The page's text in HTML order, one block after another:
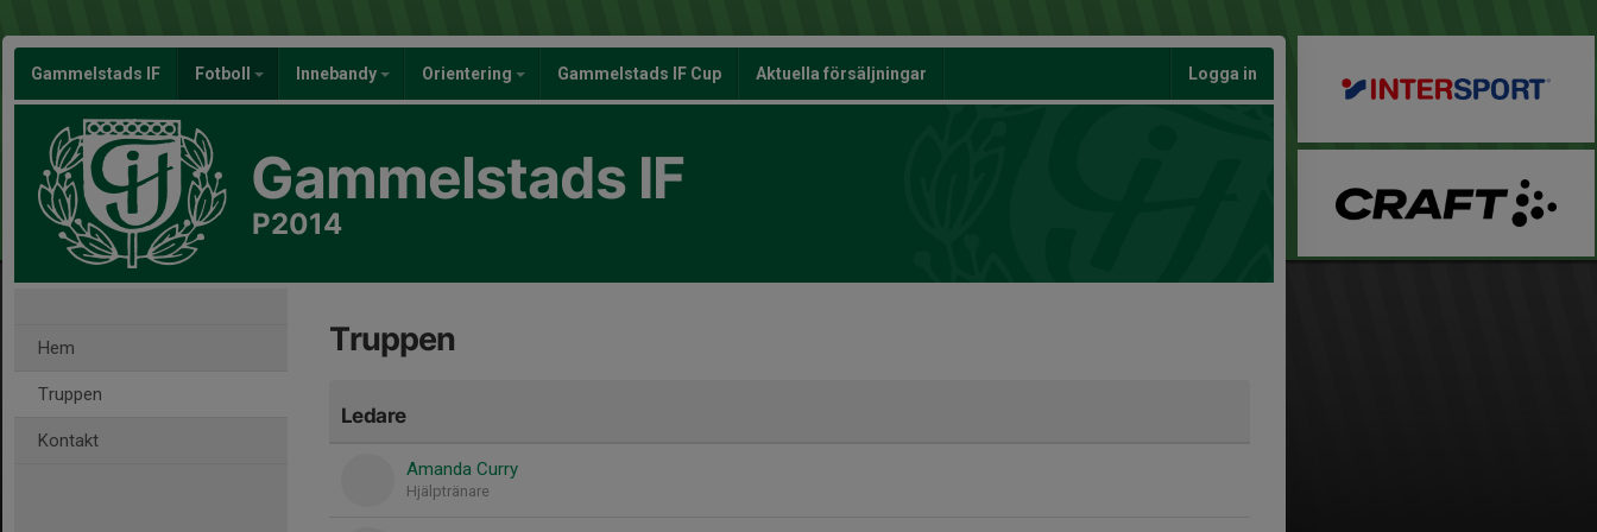
Gammelstads IF Fotboll Innebandy Orientering Gammelstads IF Cup Aktuella försäljningar Logga in
Gammelstads IF
P2014
Hem
Truppen
Kontakt
Truppen
Ledare
Amanda Curry
Hjälptränare